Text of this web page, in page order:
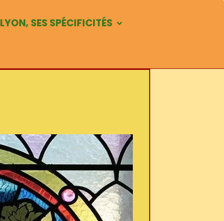
LYON, SES SPÉCIFICITÉS